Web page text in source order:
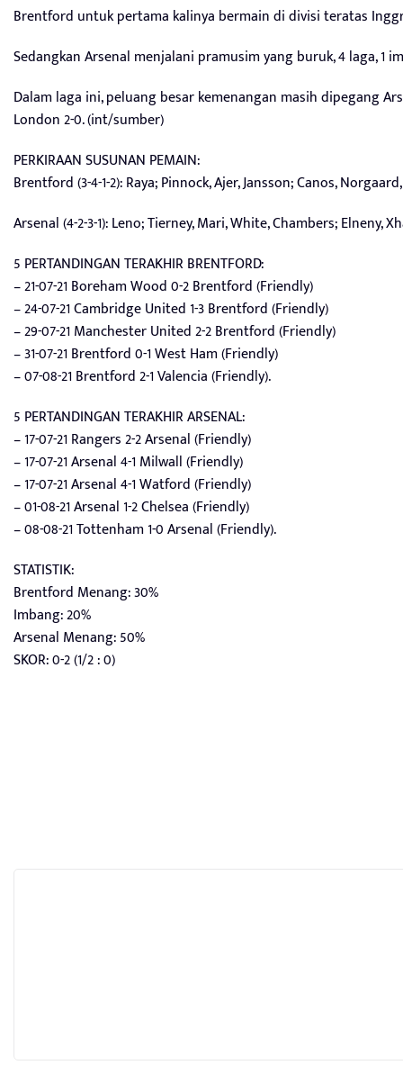
Brentford untuk pertama kalinya bermain di divisi teratas
Sedangkan Arsenal menjalani pramusim yang buruk, 4 laga, 1
Dalam laga ini, peluang besar kemenangan masih dipegang
London 2-0. (int/sumber)
PERKIRAAN SUSUNAN PEMAIN:
Brentford (3-4-1-2): Raya; Pinnock, Ajer, Jansson; Canos,
Arsenal (4-2-3-1): Leno; Tierney, Mari, White, Chambers; Elneny,
5 PERTANDINGAN TERAKHIR BRENTFORD:
– 21-07-21 Boreham Wood 0-2 Brentford (Friendly)
– 24-07-21 Cambridge United 1-3 Brentford (Friendly)
– 29-07-21 Manchester United 2-2 Brentford (Friendly)
– 31-07-21 Brentford 0-1 West Ham (Friendly)
– 07-08-21 Brentford 2-1 Valencia (Friendly).
5 PERTANDINGAN TERAKHIR ARSENAL:
– 17-07-21 Rangers 2-2 Arsenal (Friendly)
– 17-07-21 Arsenal 4-1 Milwall (Friendly)
– 17-07-21 Arsenal 4-1 Watford (Friendly)
– 01-08-21 Arsenal 1-2 Chelsea (Friendly)
– 08-08-21 Tottenham 1-0 Arsenal (Friendly).
STATISTIK:
Brentford Menang: 30%
Imbang: 20%
Arsenal Menang: 50%
SKOR: 0-2 (1/2 : 0)